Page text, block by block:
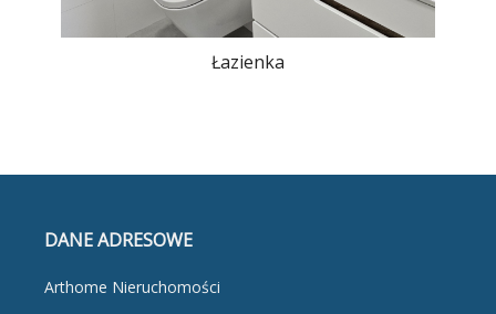
Łazienka
DANE ADRESOWE
Arthome Nieruchomości